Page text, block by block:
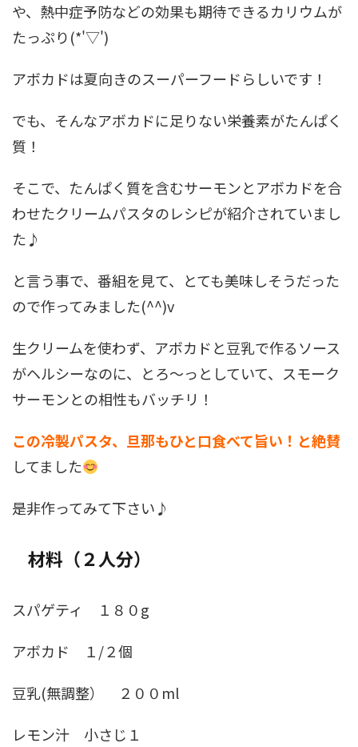
や、熱中症予防などの効果も期待できるカリウムが
たっぷり(*'▽')
アボカドは夏向きのスーパーフードらしいです！
でも、そんなアボカドに足りない栄養素がたんぱく
質！
そこで、たんぱく質を含むサーモンとアボカドを合
わせたクリームパスタのレシピが紹介されていまし
た♪
と言う事で、番組を見て、とても美味しそうだった
ので作ってみました(^^)v
生クリームを使わず、アボカドと豆乳で作るソース
がヘルシーなのに、とろ～っとしていて、スモーク
サーモンとの相性もバッチリ！
この冷製パスタ、旦那もひと口食べて旨い！と絶賛
してました
是非作ってみて下さい♪
材料（２人分）
スパゲティ １８０g
アボカド １/２個
豆乳(無調整） ２００ml
レモン汁 小さじ１